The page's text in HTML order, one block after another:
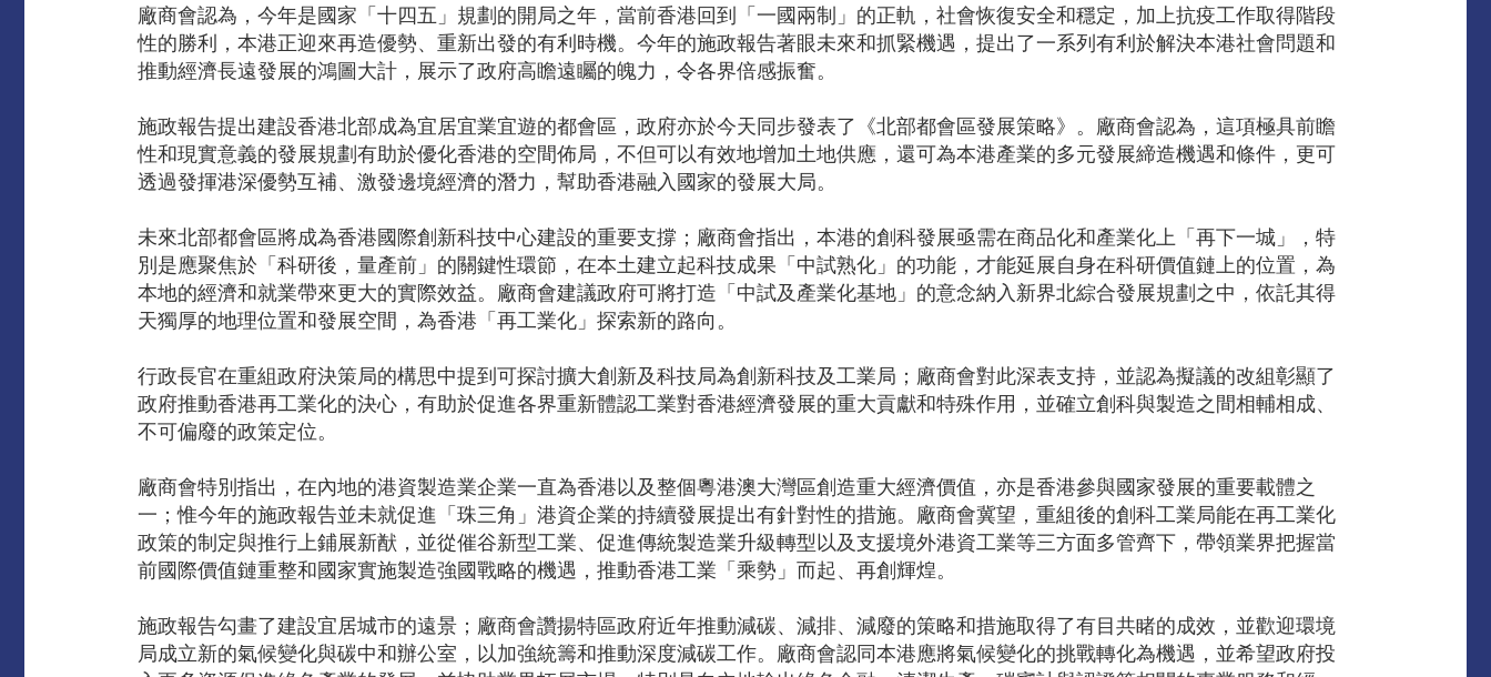
廠商會認為，今年是國家「十四五」規劃的開局之年，當前香港回到「一國兩制」的正軌，社會恢復安全和穩定，加上抗疫工作取得階段
性的勝利，本港正迎來再造優勢、重新出發的有利時機。今年的施政報告著眼未來和抓緊機遇，提出了一系列有利於解決本港社會問題和
推動經濟長遠發展的鴻圖大計，展示了政府高瞻遠矚的魄力，令各界倍感振奮。
施政報告提出建設香港北部成為宜居宜業宜遊的都會區，政府亦於今天同步發表了《北部都會區發展策略》。廠商會認為，這項極具前瞻
性和現實意義的發展規劃有助於優化香港的空間佈局，不但可以有效地增加土地供應，還可為本港產業的多元發展締造機遇和條件，更可
透過發揮港深優勢互補、激發邊境經濟的潛力，幫助香港融入國家的發展大局。
未來北部都會區將成為香港國際創新科技中心建設的重要支撐；廠商會指出，本港的創科發展亟需在商品化和產業化上「再下一城」，特
別是應聚焦於「科研後，量產前」的關鍵性環節，在本土建立起科技成果「中試熟化」的功能，才能延展自身在科研價值鏈上的位置，為
本地的經濟和就業帶來更大的實際效益。廠商會建議政府可將打造「中試及產業化基地」的意念納入新界北綜合發展規劃之中，依託其得
天獨厚的地理位置和發展空間，為香港「再工業化」探索新的路向。
行政長官在重組政府決策局的構思中提到可探討擴大創新及科技局為創新科技及工業局；廠商會對此深表支持，並認為擬議的改組彰顯了
政府推動香港再工業化的決心，有助於促進各界重新體認工業對香港經濟發展的重大貢獻和特殊作用，並確立創科與製造之間相輔相成、
不可偏廢的政策定位。
廠商會特別指出，在內地的港資製造業企業一直為香港以及整個粵港澳大灣區創造重大經濟價值，亦是香港參與國家發展的重要載體之
一；惟今年的施政報告並未就促進「珠三角」港資企業的持續發展提出有針對性的措施。廠商會冀望，重組後的創科工業局能在再工業化
政策的制定與推行上鋪展新猷，並從催谷新型工業、促進傳統製造業升級轉型以及支援境外港資工業等三方面多管齊下，帶領業界把握當
前國際價值鏈重整和國家實施製造強國戰略的機遇，推動香港工業「乘勢」而起、再創輝煌。
施政報告勾畫了建設宜居城市的遠景；廠商會讚揚特區政府近年推動減碳、減排、減廢的策略和措施取得了有目共睹的成效，並歡迎環境
局成立新的氣候變化與碳中和辦公室，以加強統籌和推動深度減碳工作。廠商會認同本港應將氣候變化的挑戰轉化為機遇，並希望政府投